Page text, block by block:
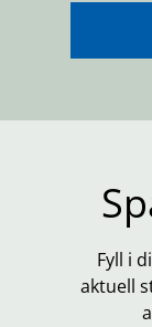
Fyll i
aktuell